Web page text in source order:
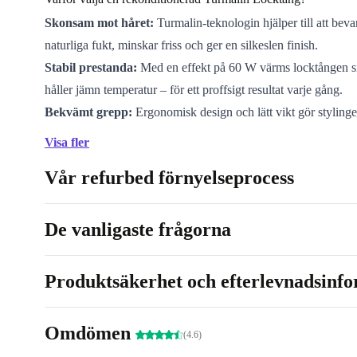
Skonsam mot håret: Turmalin-teknologin hjälper till att
naturliga fukt, minskar friss och ger en silkeslen finish.
Stabil prestanda: Med en effekt på 60 W värms locktången
håller jämn temperatur – för ett proffsigt resultat varje gång.
Bekvämt grepp: Ergonomisk design och lätt vikt gör
för långa eller tjocka hår.
minskar du avfallet och bidrar till en mer hållbar värld. ♻️
Att skapa frisyrer som håller hela dagen behöver
eller ta lång tid. Med den här locktången får du: -
lockar – även på stressiga morgnar - En hälsosam
turmalinens naturliga egenskaper - Trygghet: alla
produkter är noggrant kontrollerade och rengjorda
Visa fler
Vår refurbed förnyelseprocess
De vanligaste frågorna
Produktsäkerhet och
Omdömen (4.6)